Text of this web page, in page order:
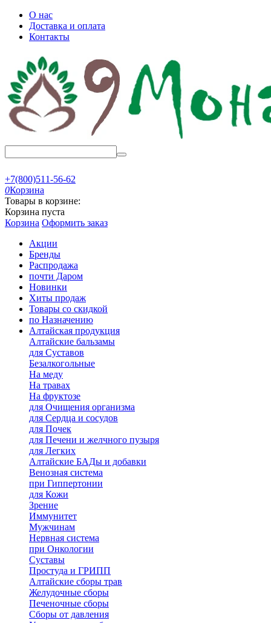
О нас
Доставка и оплата
Контакты
+7(800)511-56-62
0Корзина
Товары в корзине:
Корзина пуста
Корзина Оформить заказ
Акции
Бренды
Распродажа
почти Даром
Новинки
Хиты продаж
Товары со скидкой
по Назначению
Алтайская продукция
Алтайские бальзамы
для Суставов
Безалкогольные
На меду
На травах
На фруктозе
для Очищения организма
для Сердца и сосудов
для Почек
для Печени и желчного пузыря
для Легких
Алтайские БАДы и добавки
Венозная система
при Гиппертонии
для Кожи
Зрение
Иммунитет
Мужчинам
Нервная система
при Онкологии
Суставы
Простуда и ГРИПП
Алтайские сборы трав
Желудочные сборы
Печеночные сборы
Сборы от давления